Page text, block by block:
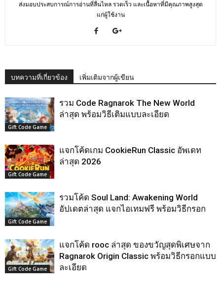
ส่งมอบประสบการณ์การอ่านที่ลื่นไหล รวดเร็ว และเนื้อหาที่มีคุณภาพสูงสุด
แก่ผู้ใช้งาน
บทความที่เกี่ยวข้อง เพิ่มเติมจากผู้เขียน
Gift Code Game
รวม Code Ragnarok The New World
ล่าสุด พร้อมวิธีเติมแบบละเอียด
Gift Code Game
แจกโค้ดเกม CookieRun Classic อัพเดท
ล่าสุด 2026
Gift Code Game
รวมโค้ด Soul Land: Awakening World
อัปเดตล่าสุด แจกไอเทมฟรี พร้อมวิธีกรอก
Gift Code Game
แจกโค้ด rooc ล่าสุด ของขวัญสุดพิเศษจาก
Ragnarok Origin Classic พร้อมวิธีกรอกแบบ
ละเอียด